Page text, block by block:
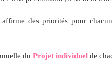
des priorités pour
du Projet individuel de